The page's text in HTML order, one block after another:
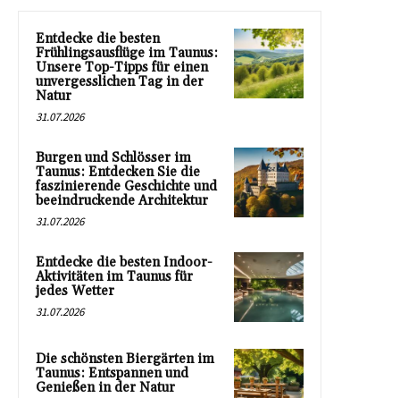
Entdecke die besten
Frühlingsausflüge im Taunus:
Unsere Top-Tipps für einen
unvergesslichen Tag in der
Natur
31.07.2026
Burgen und Schlösser im
Taunus: Entdecken Sie die
faszinierende Geschichte und
beeindruckende Architektur
31.07.2026
Entdecke die besten Indoor-
Aktivitäten im Taunus für
jedes Wetter
31.07.2026
Die schönsten Biergärten im
Taunus: Entspannen und
Genießen in der Natur